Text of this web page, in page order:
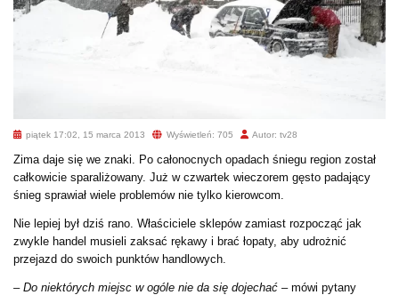
piątek 17:02, 15 marca 2013 Wyświetleń: 705 Autor: tv28
Zima daje się we znaki. Po całonocnych opadach śniegu region został
całkowicie sparaliżowany. Już w czwartek wieczorem gęsto padający
śnieg sprawiał wiele problemów nie tylko kierowcom.
Nie lepiej był dziś rano. Właściciele sklepów zamiast rozpocząć jak
zwykle handel musieli zaksać rękawy i brać łopaty, aby udrożnić
przejazd do swoich punktów handlowych.
– Do niektórych miejsc w ogóle nie da się dojechać – mówi pytany